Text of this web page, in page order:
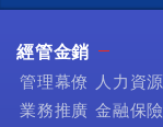
經管金銷
管理幕僚
人力資源
業務推廣 金融保險